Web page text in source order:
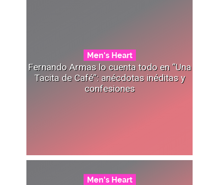
Men's Heart
Fernando Armas lo cuenta todo en “Una
Tacita de Café”: anécdotas inéditas y
confesiones
Men's Heart